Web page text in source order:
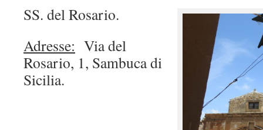
SS. del Rosario.
Adresse: Via del
Rosario, 1, Sambuca di
Sicilia.